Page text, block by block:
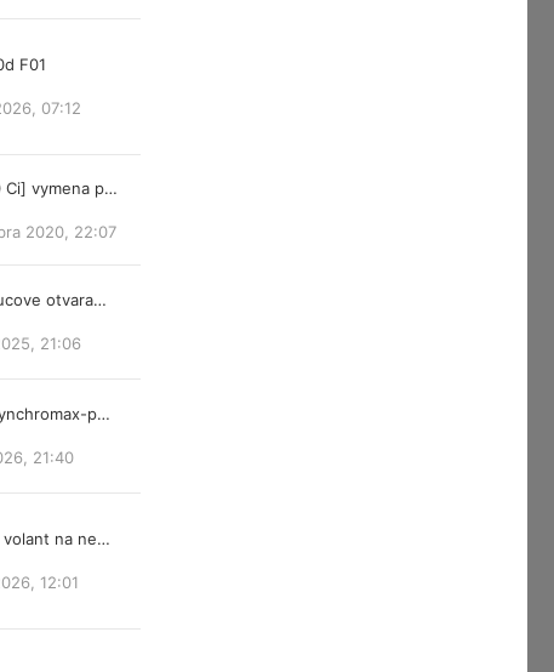
F01
07:12
Ci] vymena p…
2020, 22:07
otvara…
21:06
p…
21:40
volant na ne…
12:01